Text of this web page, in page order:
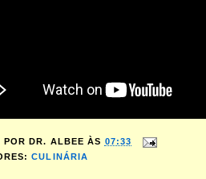
POR DR. ALBEE ÀS 07:33
CULINÁRIA